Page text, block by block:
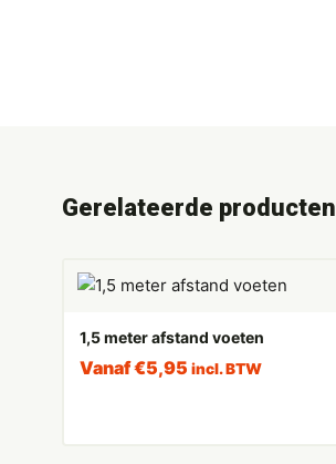
Gerelateerde producten
1,5 meter afstand voeten
Vanaf€5,95 incl. BTW